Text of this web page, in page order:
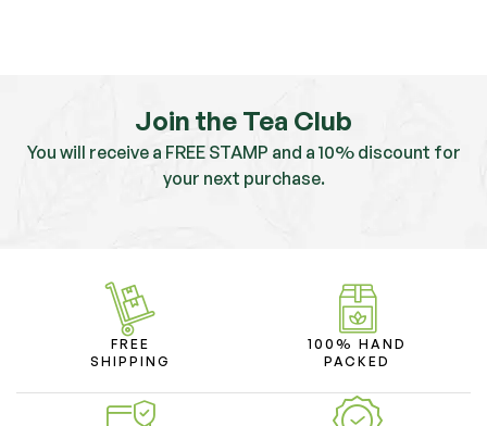
Join the Tea Club
You will receive a FREE STAMP and a 10% discount for
your next purchase.
FREE
SHIPPING
100% HAND
PACKED